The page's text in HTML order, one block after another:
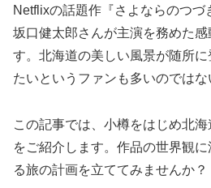
Netflixの話題作『さよならのつづ
坂口健太郎さんが主演を務めた
す。北海道の美しい風景が随所
たいというファンも多いのではな
この記事では、小樽をはじめ北
をご紹介します。作品の世界観
る旅の計画を立ててみませんか？